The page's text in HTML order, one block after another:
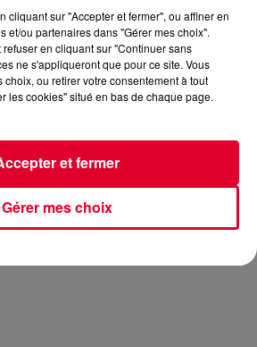
ce début d’année 2018, Radio
était venu nous rendre visite pour
et vendredi dernier, un autre DJ
portes de nos studios :LeMarquis. Si
suivre, voici l’intégralité de son mix en
cliquant sur "Accepter et fermer", ou affiner en
et/ou partenaires dans "Gérer mes choix".
en cliquant sur "Continuer sans
ne s'appliqueront que pour ce site. Vous
choix, ou retirer votre consentement à tout
les cookies" situé en bas de chaque page.
Gérer mes choix
et fermer